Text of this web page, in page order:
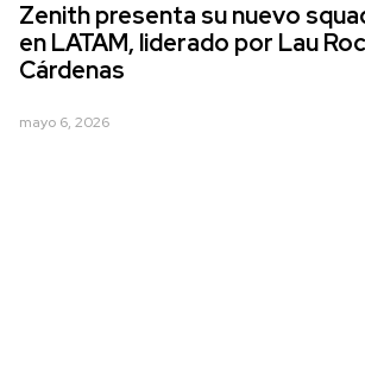
Zenith presenta su nuevo
en LATAM, liderado por Lau
Cárdenas
mayo 6, 2026